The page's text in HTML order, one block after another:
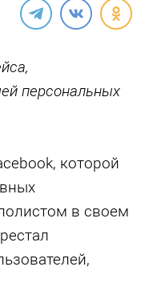
персональных
которой
в своем